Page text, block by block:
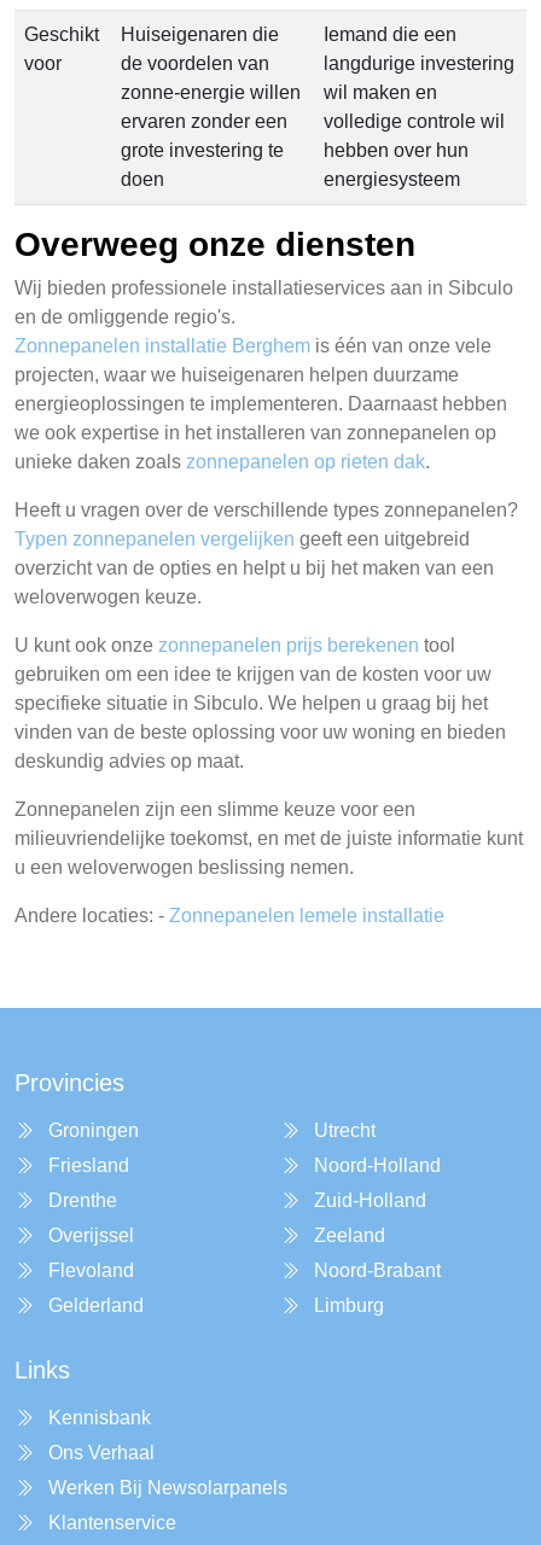
Geschikt
voor
Huiseigenaren die
de voordelen van
zonne-energie willen
ervaren zonder een
grote investering te
doen
Iemand die een
langdurige investering
wil maken en
volledige controle wil
hebben over hun
energiesysteem
Overweeg onze diensten
Wij bieden professionele installatieservices aan in Sibculo
en de omliggende regio's.
Zonnepanelen installatie Berghem is één van onze vele
projecten, waar we huiseigenaren helpen duurzame
energieoplossingen te implementeren. Daarnaast hebben
we ook expertise in het installeren van zonnepanelen op
unieke daken zoals zonnepanelen op rieten dak.
Heeft u vragen over de verschillende types zonnepanelen?
Typen zonnepanelen vergelijken geeft een uitgebreid
overzicht van de opties en helpt u bij het maken van een
weloverwogen keuze.
U kunt ook onze zonnepanelen prijs berekenen tool
gebruiken om een idee te krijgen van de kosten voor uw
specifieke situatie in Sibculo. We helpen u graag bij het
vinden van de beste oplossing voor uw woning en bieden
deskundig advies op maat.
Zonnepanelen zijn een slimme keuze voor een
milieuvriendelijke toekomst, en met de juiste informatie kunt
u een weloverwogen beslissing nemen.
Andere locaties: - Zonnepanelen lemele installatie
Provincies
Groningen
Friesland
Drenthe
Overijssel
Flevoland
Gelderland
Utrecht
Noord-Holland
Zuid-Holland
Zeeland
Noord-Brabant
Limburg
Links
Kennisbank
Ons Verhaal
Werken Bij Newsolarpanels
Klantenservice